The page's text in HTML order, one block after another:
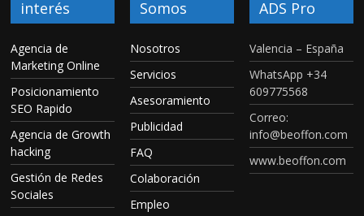
interés
Agencia de
Marketing Online
Posicionamiento
SEO Rapido
Agencia de Growth
hacking
Gestión de Redes
Sociales
Somos
Nosotros
Servicios
Asesoramiento
Publicidad
FAQ
Colaboración
Empleo
ADS Pro
Valencia – España
WhatsApp +34
609775568
Correo:
info@beoffon.com
www.beoffon.com